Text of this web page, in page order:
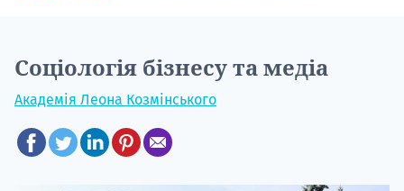
Соціологія бізнесу та медіа
Академія Леона Козмінського